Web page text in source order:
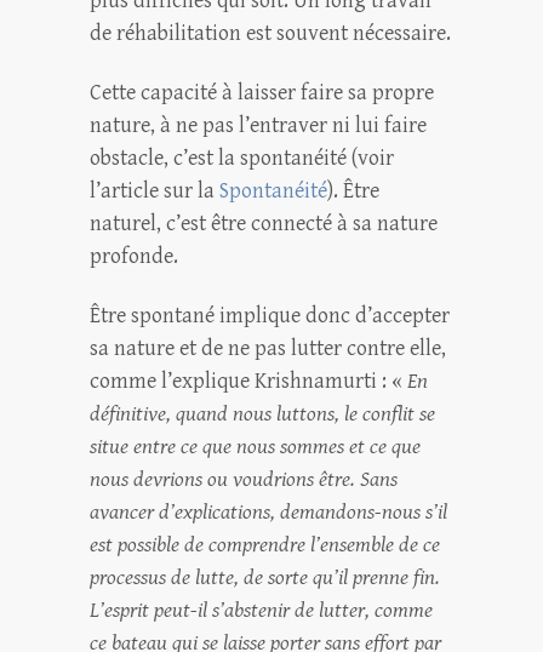
de réhabilitation est souvent nécessaire.
Cette capacité à laisser faire sa propre
nature, à ne pas l’entraver ni lui faire
obstacle, c’est la spontanéité (voir
l’article sur la Spontanéité). Être
naturel, c’est être connecté à sa nature
profonde.
Être spontané implique donc d’accepter
sa nature et de ne pas lutter contre elle,
comme l’explique Krishnamurti : « En
définitive, quand nous luttons, le conflit se
situe entre ce que nous sommes et ce que
nous devrions ou voudrions être. Sans
avancer d’explications, demandons-nous s’il
est possible de comprendre l’ensemble de ce
processus de lutte, de sorte qu’il prenne fin.
L’esprit peut-il s’abstenir de lutter, comme
ce bateau qui se laisse porter sans effort par